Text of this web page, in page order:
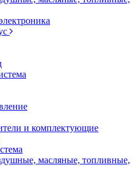
и комплектующие
масляные, топливные,